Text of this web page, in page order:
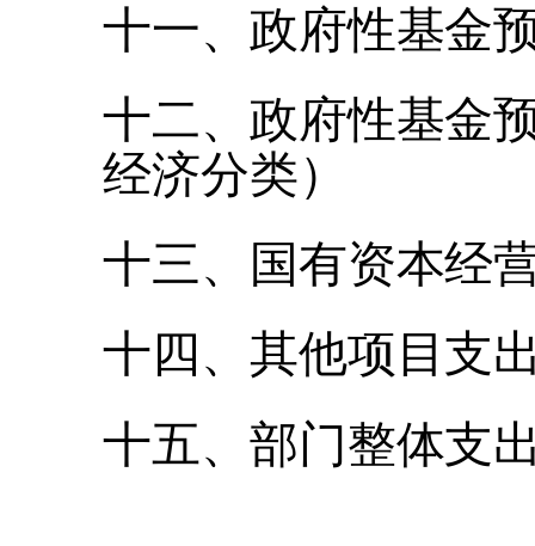
十一、 政府性基金
十二、政府性基金
经济分类）
十三、国有资本经
十四、其他项目支
十五、部门整体支